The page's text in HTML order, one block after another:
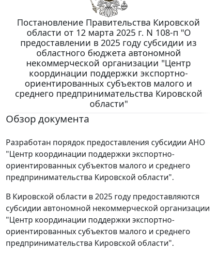
Постановление Правительства Кировской
области от 12 марта 2025 г. N 108-п "О
предоставлении в 2025 году субсидии из
областного бюджета автономной
некоммерческой организации "Центр
координации поддержки экспортно-
ориентированных субъектов малого и
среднего предпринимательства Кировской
области"
Обзор документа
Разработан порядок предоставления субсидии АНО
"Центр координации поддержки экспортно-
ориентированных субъектов малого и среднего
предпринимательства Кировской области".
В Кировской области в 2025 году предоставляются
субсидии автономной некоммерческой организации
"Центр координации поддержки экспортно-
ориентированных субъектов малого и среднего
предпринимательства Кировской области".